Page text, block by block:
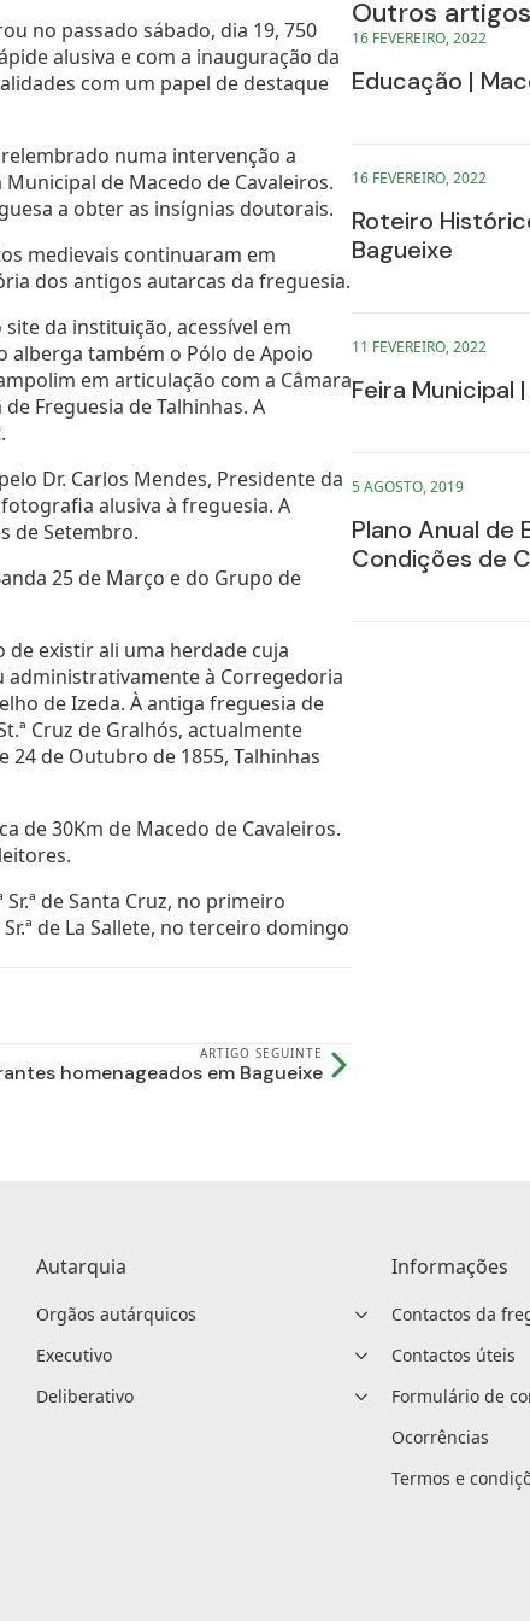
no passado sábado, dia 19, 750
alusiva e com a inauguração da
com um papel de destaque
numa intervenção a
de Macedo de Cavaleiros.
a obter as insígnias doutorais.
medievais continuaram em
dos antigos autarcas da freguesia.
da instituição, acessível em
alberga também o Pólo de Apoio
em articulação com a Câmara
Freguesia de Talhinhas. A
Dr. Carlos Mendes, Presidente da
alusiva à freguesia. A
de Setembro.
25 de Março e do Grupo de
de existir ali uma herdade cuja
administrativamente à Corregedoria
de Izeda. À antiga freguesia de
Cruz de Gralhós, actualmente
24 de Outubro de 1855, Talhinhas
de 30Km de Macedo de Cavaleiros.
de Santa Cruz, no primeiro
de La Sallete, no terceiro domingo
ARTIGO SEGUINTE
homenageados em Bagueixe
Outros artigos
Educação |
16 FEVEREIRO, 2022
Roteiro
Bagueixe
16 FEVEREIRO, 2022
Feira Municipal
11 FEVEREIRO, 2022
Plano Anual de
Condições de
5 AGOSTO, 2019
Autarquia
Orgãos autárquicos
Executivo
Deliberativo
Informações
Contactos da
Contactos úteis
Formulário de
Ocorrências
Termos e